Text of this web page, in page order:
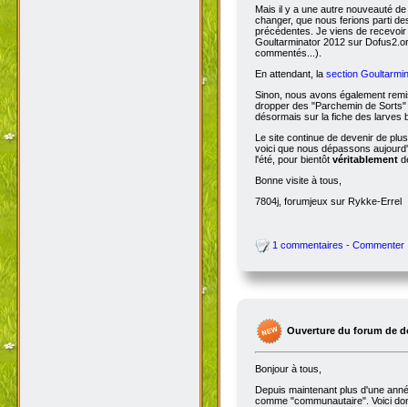
Mais il y a une autre nouveauté
changer, que nous ferions parti
précédentes. Je viens de
Goultarminator 2012 sur
commentés...).
En attendant, la section
Sinon, nous avons également
dropper des "Parchemin de
désormais sur la fiche des larves
Le site continue de devenir de
voici que nous dépassons
l'été, pour bientôt véritablement
Bonne visite à tous,
7804j, forumjeux sur Rykke-Errel
1 commentaires - Commenter
Ouverture du forum de
Bonjour à tous,
Depuis maintenant plus d'une
comme "communautaire". Voici